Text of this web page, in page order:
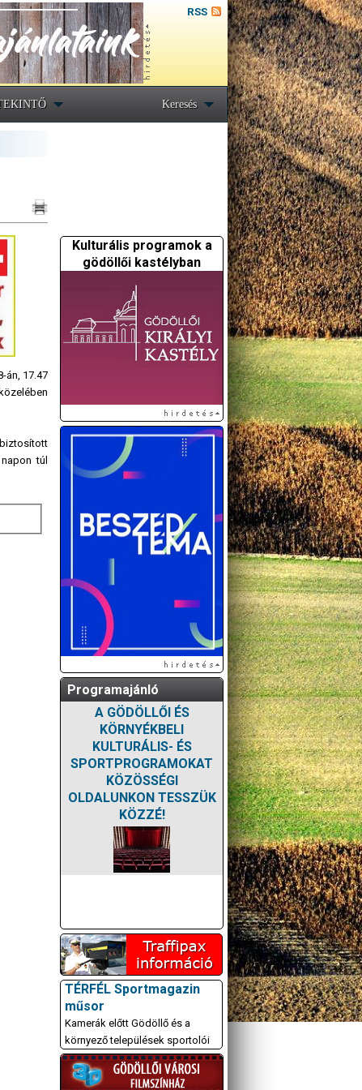
RSS
Keresés
án, 17.47
túl
Kulturális programok a
gödöllői kastélyban
Programajánló
A GÖDÖLLŐI ÉS
KÖRNYÉKBELI
KULTURÁLIS- ÉS
SPORTPROGRAMOKAT
KÖZÖSSÉGI
OLDALUNKON TESSZÜK
KÖZZÉ!
TÉRFÉL Sportmagazin
műsor
Kamerák előtt Gödöllő és a
környező települések sportolói